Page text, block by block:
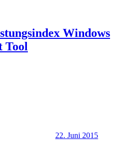
Windows
Tool
22. Juni 2015